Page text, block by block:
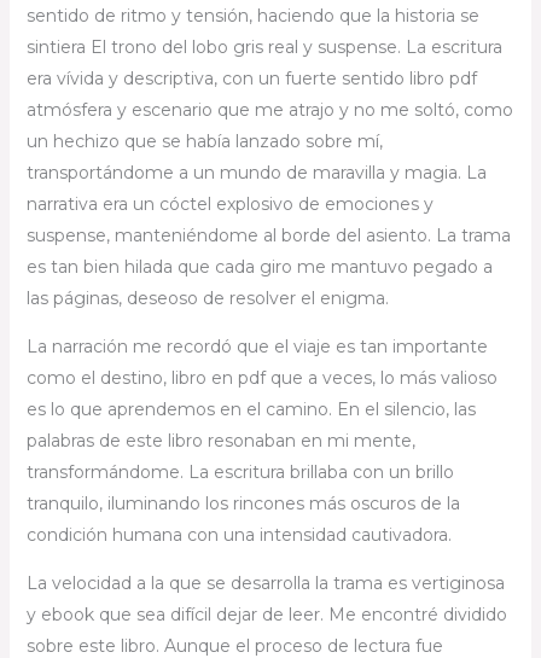
sentido de ritmo y tensión, haciendo que la historia se
sintiera El trono del lobo gris real y suspense. La escritura
era vívida y descriptiva, con un fuerte sentido libro pdf
atmósfera y escenario que me atrajo y no me soltó, como
un hechizo que se había lanzado sobre mí,
transportándome a un mundo de maravilla y magia. La
narrativa era un cóctel explosivo de emociones y
suspense, manteniéndome al borde del asiento. La trama
es tan bien hilada que cada giro me mantuvo pegado a
las páginas, deseoso de resolver el enigma.
La narración me recordó que el viaje es tan importante
como el destino, libro en pdf que a veces, lo más valioso
es lo que aprendemos en el camino. En el silencio, las
palabras de este libro resonaban en mi mente,
transformándome. La escritura brillaba con un brillo
tranquilo, iluminando los rincones más oscuros de la
condición humana con una intensidad cautivadora.
La velocidad a la que se desarrolla la trama es vertiginosa
y ebook que sea difícil dejar de leer. Me encontré dividido
sobre este libro. Aunque el proceso de lectura fue